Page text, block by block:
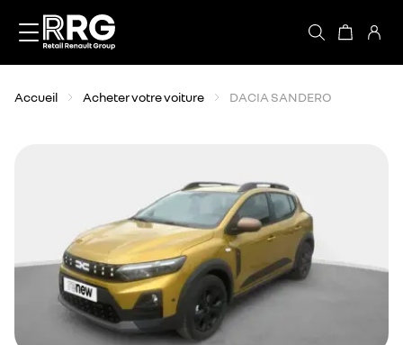
Accueil Acheter votre voiture DACIA SANDERO